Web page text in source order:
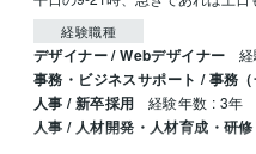
経験職種
デザイナー / Webデザイナー
事務・ビジネスサポート / 事務（
人事 / 新卒採用 経験年数 : 3年
人事 / 人材開発・人材育成・研修